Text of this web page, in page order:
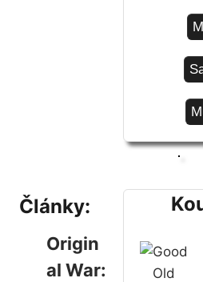
Články:
Origin
al War: